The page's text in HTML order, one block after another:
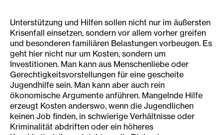
Unterstützung und Hilfen sollen nicht nur im äußersten
Krisenfall einsetzen, sondern vor allem vorher greifen
und besonderen familiären Belastungen vorbeugen. Es
geht hier nicht nur um Kosten, sondern um
Investitionen. Man kann aus Menschenliebe oder
Gerechtigkeitsvorstellungen für eine gescheite
Jugendhilfe sein. Man kann aber auch rein
ökonomische Argumente anführen. Mangelnde Hilfe
erzeugt Kosten anderswo, wenn die Jugendlichen
keinen Job finden, in schwierige Verhältnisse oder
Kriminalität abdriften oder ein höheres